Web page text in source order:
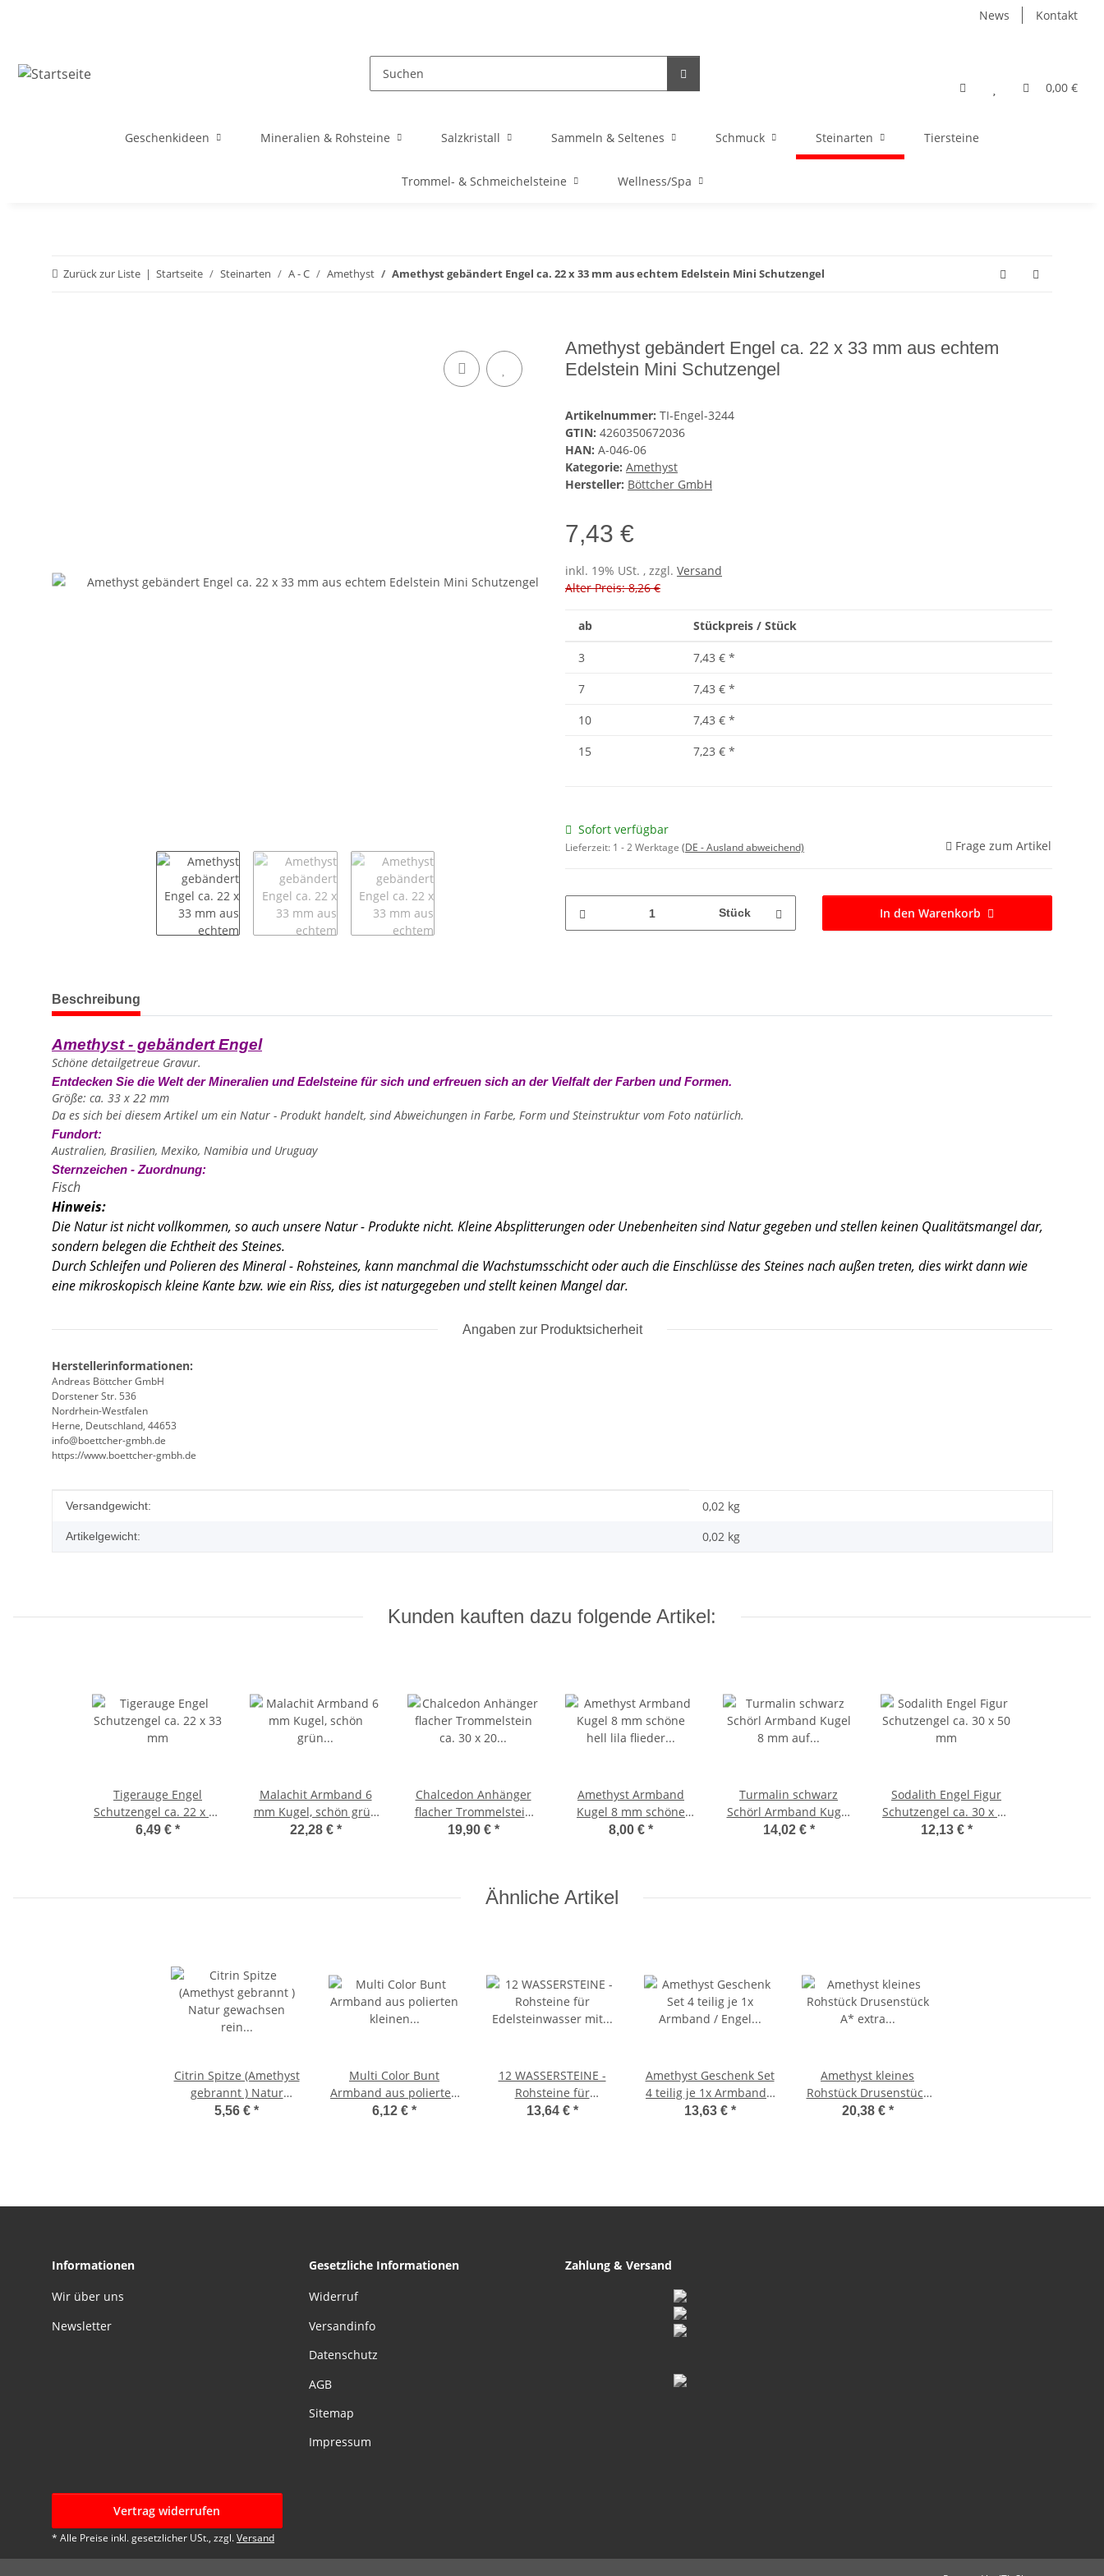
News Kontakt
0,00 €
Geschenkideen Mineralien & Rohsteine Salzkristall Sammeln & Seltenes Schmuck Steinarten Tiersteine
Trommel- & Schmeichelsteine Wellness/Spa
Zurück zur Liste Startseite Steinarten A - C Amethyst Amethyst gebändert Engel ca. 22 x 33 mm aus echtem Edelstein Mini Schutzengel
Amethyst gebändert Engel ca. 22 x 33 mm aus echtem
Edelstein Mini Schutzengel
Artikelnummer: TI-Engel-3244
GTIN: 4260350672036
HAN: A-046-06
Kategorie: Amethyst
Hersteller: Böttcher GmbH
7,43 €
inkl. 19% USt. , zzgl. Versand
Alter Preis: 8,26 €
ab Stückpreis / Stück
3 7,43 € *
7
7,43 € *
10
7,43 € *
15
7,23 € *
Sofort verfügbar
Lieferzeit: 1 - 2 Werktage (DE - Ausland abweichend) Frage zum Artikel
Stück In den Warenkorb
weitere Registerkarten anzeigen
Beschreibung
Amethyst - gebändert Engel
Schöne detailgetreue Gravur.
Entdecken Sie die Welt der Mineralien und Edelsteine für sich und erfreuen sich an der Vielfalt der Farben und Formen.
Größe: ca. 33 x 22 mm
Da es sich bei diesem Artikel um ein Natur - Produkt handelt, sind Abweichungen in Farbe, Form und Steinstruktur vom Foto natürlich.
Fundort:
Australien, Brasilien, Mexiko, Namibia und Uruguay
Sternzeichen - Zuordnung:
Fisch
Hinweis:
Die Natur ist nicht vollkommen, so auch unsere Natur - Produkte nicht. Kleine Absplitterungen oder Unebenheiten sind Natur gegeben und stellen keinen Qualitätsmangel dar,
sondern belegen die Echtheit des Steines.
Durch Schleifen und Polieren des Mineral - Rohsteines, kann manchmal die Wachstumsschicht oder auch die Einschlüsse des Steines nach außen treten, dies wirkt dann wie
eine mikroskopisch kleine Kantebzw. wie ein Riss, dies ist naturgegeben und stellt keinen Mangel dar.
Angaben zur Produktsicherheit
Herstellerinformationen:
Andreas Böttcher GmbH
Dorstener Str. 536
Nordrhein-Westfalen
Herne, Deutschland, 44653
info@boettcher-gmbh.de
https://www.boettcher-gmbh.de
Produkteigenschaft
Wert
Versandgewicht: 0,02 kg
Artikelgewicht: 0,02 kg
Kunden kauften dazu folgende Artikel:
Tigerauge Engel
Schutzengel ca. 22 x 33
mm
6,49 € *
Malachit Armband 6
mm Kugel, schön grün
gemaserter Malachit
22,28 € *
Chalcedon Anhänger
flacher Trommelstein
ca. 30 x 20 mm in
19,90 € *
Amethyst Armband
Kugel 8 mm schöne
hell lila flieder Farbe
8,00 € *
Turmalin schwarz
Schörl Armband Kugel
8 mm auf Stretchband
14,02 € *
Sodalith Engel Figur
Schutzengel ca. 30 x 50
mm
12,13 € *
Ähnliche Artikel
Citrin Spitze (Amethyst
gebrannt ) Natur
gewachsen rein ohne
5,56 € *
Multi Color Bunt
Armband aus polierten
kleinen Edelsteinen
6,12 € *
12 WASSERSTEINE -
Rohsteine für
Edelsteinwasser mit
13,64 € *
Amethyst Geschenk Set
4 teilig je 1x Armband /
Engel Anhänger /
13,63 € *
Amethyst kleines
Rohstück Drusenstück
A* extra Qualität aus
20,38 € *
Informationen
Wir über uns
Newsletter
Gesetzliche Informationen
Widerruf
Versandinfo
Datenschutz
AGB
Sitemap
Impressum
Zahlung & Versand
Vertrag widerrufen
* Alle Preise inkl. gesetzlicher USt., zzgl.Versand